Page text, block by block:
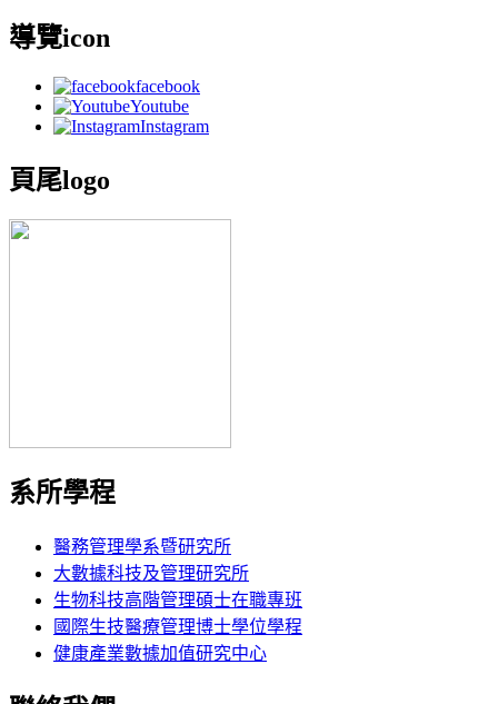
導覽icon
facebook
Youtube
Instagram
頁尾logo
系所學程
醫務管理學系暨研究所
大數據科技及管理研究所
生物科技高階管理碩士在職專班
國際生技醫療管理博士學位學程
健康產業數據加值研究中心